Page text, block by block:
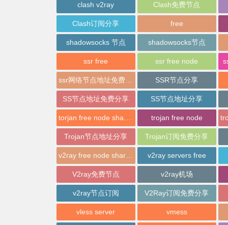
clash v2ray Clash免费节点
Clash订阅分享 free
shadowsocks 节点 shadowsocks节点
ssr free ssr free node
SSR节点分享
SS节点地址免费分享 SS节点地址分享
trojan free node
Trojan节点地址分享 Trojan订阅免费分享
v2ray servers free
V2ray免费节点 v2ray机场
v2ray节点订阅 V2Ray订阅免费分享
vless server vmess